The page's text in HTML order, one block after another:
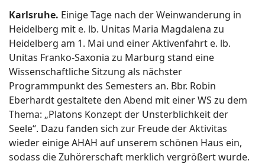
Karlsruhe. Einige Tage nach der Weinwanderung in
Heidelberg mit e. lb. Unitas Maria Magdalena zu
Heidelberg am 1. Mai und einer Aktivenfahrt e. lb.
Unitas Franko-Saxonia zu Marburg stand eine
Wissenschaftliche Sitzung als nächster
Programmpunkt des Semesters an. Bbr. Robin
Eberhardt gestaltete den Abend mit einer WS zu dem
Thema: „Platons Konzept der Unsterblichkeit der
Seele“. Dazu fanden sich zur Freude der Aktivitas
wieder einige AHAH auf unserem schönen Haus ein,
sodass die Zuhörerschaft merklich vergrößert wurde.